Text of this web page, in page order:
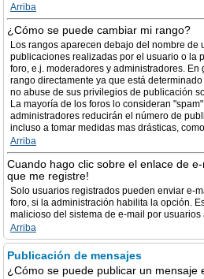
Arriba
¿Cómo se puede cambiar mi rango?
Los rangos aparecen debajo del nombre de
publicaciones realizadas por el usuario o la
foro, e.j. moderadores y administradores.
rango directamente ya que está
no abuse de sus privilegios de publicación
La mayoría de los foros lo consideran
administradores reducirán el número de
incluso a tomar medidas mas drásticas,
Arriba
Cuando hago clic sobre el enlace de
que me registre!
Solo usuarios registrados pueden enviar e-
foro, si la administración habilita la opción.
malicioso del sistema de e-mail por usuarios
Arriba
Publicación de mensajes
¿Cómo se puede publicar un mensaje